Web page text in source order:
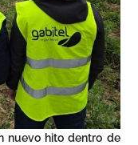
nuevo hito dentro de